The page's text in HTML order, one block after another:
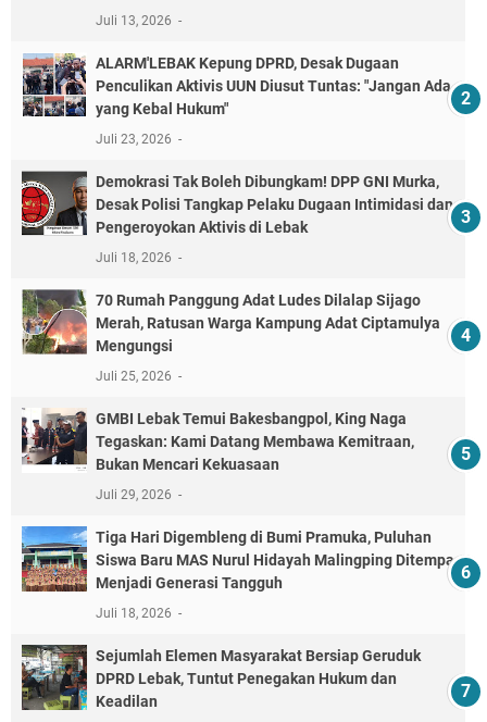
Juli 13, 2026
ALARM'LEBAK Kepung DPRD, Desak Dugaan
Penculikan Aktivis UUN Diusut Tuntas: "Jangan Ada
yang Kebal Hukum"
Juli 23, 2026
Demokrasi Tak Boleh Dibungkam! DPP GNI Murka,
Desak Polisi Tangkap Pelaku Dugaan Intimidasi dan
Pengeroyokan Aktivis di Lebak
Juli 18, 2026
70 Rumah Panggung Adat Ludes Dilalap Sijago
Merah, Ratusan Warga Kampung Adat Ciptamulya
Mengungsi
Juli 25, 2026
GMBI Lebak Temui Bakesbangpol, King Naga
Tegaskan: Kami Datang Membawa Kemitraan,
Bukan Mencari Kekuasaan
Juli 29, 2026
Tiga Hari Digembleng di Bumi Pramuka, Puluhan
Siswa Baru MAS Nurul Hidayah Malingping Ditempa
Menjadi Generasi Tangguh
Juli 18, 2026
Sejumlah Elemen Masyarakat Bersiap Geruduk
DPRD Lebak, Tuntut Penegakan Hukum dan
Keadilan